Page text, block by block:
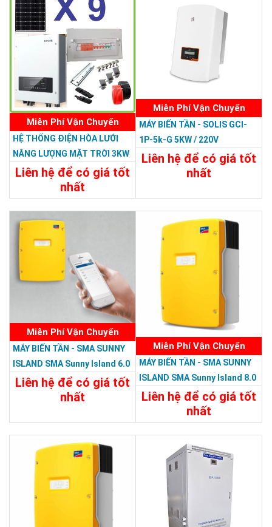
Miễn Phí Vận Chuyển
HỆ THỐNG ĐIỆN HÒA LƯỚI
NĂNG LƯỢNG MẶT TRỜI 3KW
Liên hệ để có giá tốt
nhất
62.000.000đ
Chi Tiết
Miễn Phí Vận Chuyển
MÁY BIẾN TẦN - SOLIS GCI-
1P-5k-G 5KW / 220V
Liên hệ để có giá tốt
nhất
Miễn Phí Vận Chuyển
MÁY BIẾN TẦN - SMA SUNNY
ISLAND SMA Sunny Island 6.0
H-12
Liên hệ để có giá tốt
nhất
Miễn Phí Vận Chuyển
MÁY BIẾN TẦN - SMA SUNNY
ISLAND SMA Sunny Island 8.0
H-12
Liên hệ để có giá tốt
nhất